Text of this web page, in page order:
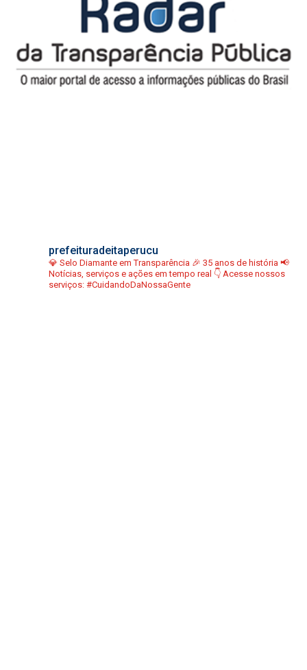
prefeituradeitaperucu
💎 Selo Diamante em Transparência 🎉 35 anos de história 📢
Notícias, serviços e ações em tempo real 👇 Acesse nossos
serviços: #CuidandoDaNossaGente